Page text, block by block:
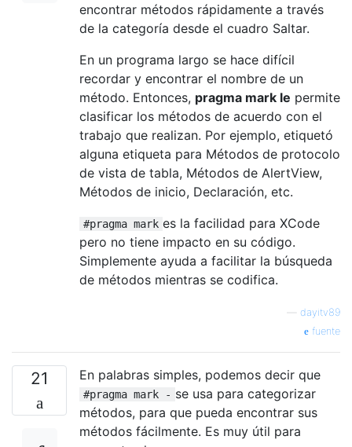
encontrar métodos rápidamente a través
de la categoría desde el cuadro Saltar.
En un programa largo se hace difícil
recordar y encontrar el nombre de un
método. Entonces, pragma mark le permite
clasificar los métodos de acuerdo con el
trabajo que realizan. Por ejemplo, etiquetó
alguna etiqueta para Métodos de protocolo
de vista de tabla, Métodos de AlertView,
Métodos de inicio, Declaración, etc.
#pragma mark es la facilidad para XCode
pero no tiene impacto en su código.
Simplemente ayuda a facilitar la búsqueda
de métodos mientras se codifica.
dayitv89
fuente
21 En palabras simples, podemos decir que
#pragma mark - se usa para categorizar
métodos, para que pueda encontrar sus
métodos fácilmente. Es muy útil para